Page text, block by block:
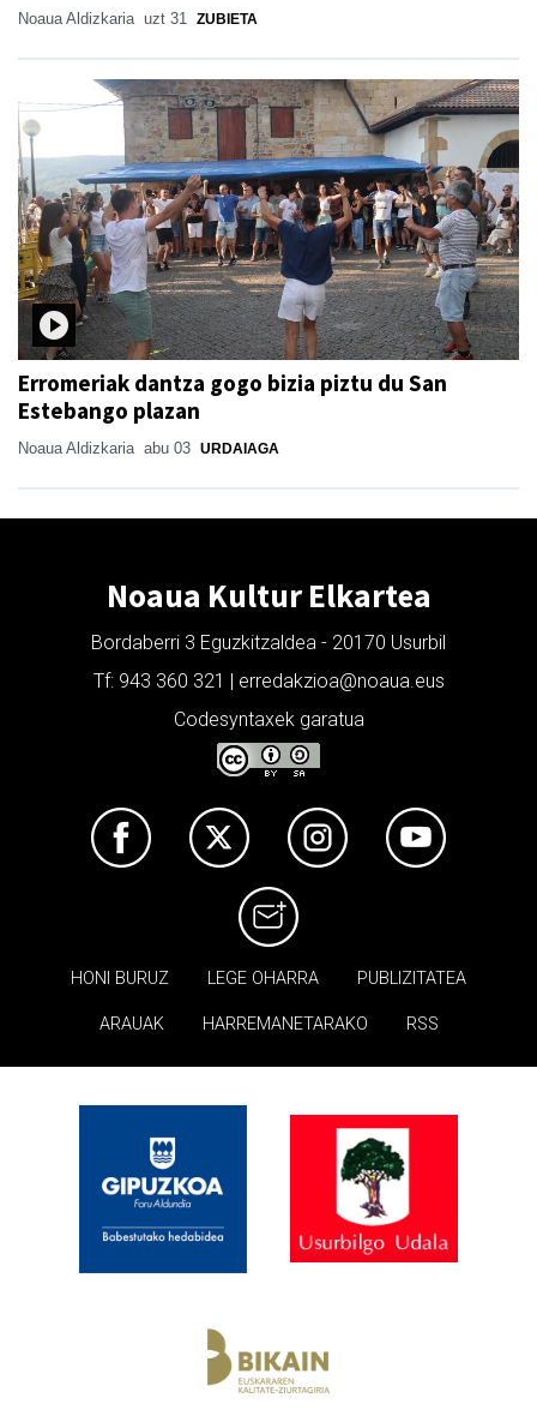
Noaua Aldizkaria uzt 31 ZUBIETA
Erromeriak dantza gogo bizia piztu du San
Estebango plazan
Noaua Aldizkaria abu 03 URDAIAGA
Noaua Kultur Elkartea
Bordaberri 3 Eguzkitzaldea - 20170 Usurbil
Tf: 943 360 321 | erredakzioa@noaua.eus
Codesyntaxek garatua
HONI BURUZ LEGE OHARRA PUBLIZITATEA
ARAUAK HARREMANETARAKO RSS